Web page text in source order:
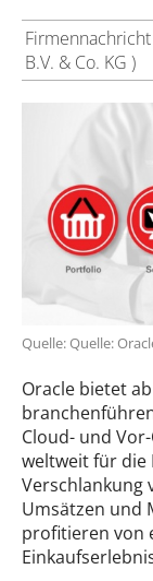
B.V. & Co. KG )
Quelle: Quelle:
Oracle bietet
Cloud- und
weltweit für die
Verschlankung
Umsätzen und
profitieren von